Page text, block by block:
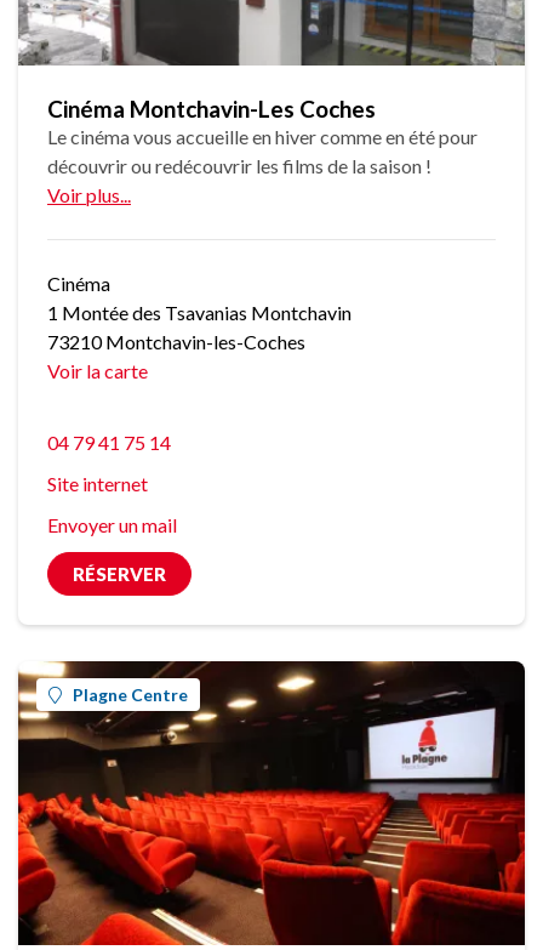
Cinéma Montchavin-Les Coches
Le cinéma vous accueille en hiver comme en été pour
découvrir ou redécouvrir les films de la saison !
Voir plus...
Cinéma
1 Montée des Tsavanias Montchavin
73210 Montchavin-les-Coches
Voir la carte
04 79 41 75 14
Site internet
Envoyer un mail
RÉSERVER
Plagne Centre